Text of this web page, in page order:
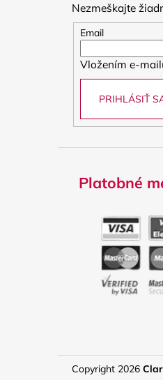
Nezmeškajte
Email
Vložením e-
PRIHLÁSIŤ
Platobné
Copyright 2026